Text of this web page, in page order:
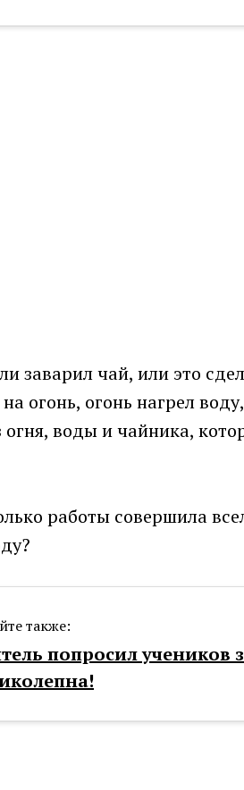
заварил чай, или это
огонь, огонь нагрел
воды и чайника,
работы совершила
также:
попросил